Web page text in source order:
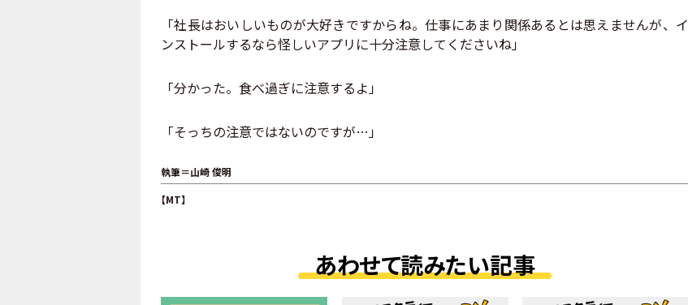
「社長はおいしいものが大好きですからね。仕事にあまり関係あるとは思えませんが、イ
ンストールするなら怪しいアプリに十分注意してくださいね」
「分かった。食べ過ぎに注意するよ」
「そっちの注意ではないのですが…」
執筆＝山崎 俊明
【MT】
あわせて読みたい記事